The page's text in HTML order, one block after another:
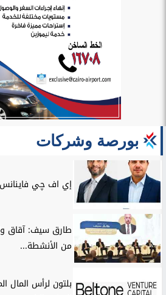
بورصة وشركات
إي اف چي
طارق سيف: آقاق
من الأنشطة...
بلتون لرأس المال